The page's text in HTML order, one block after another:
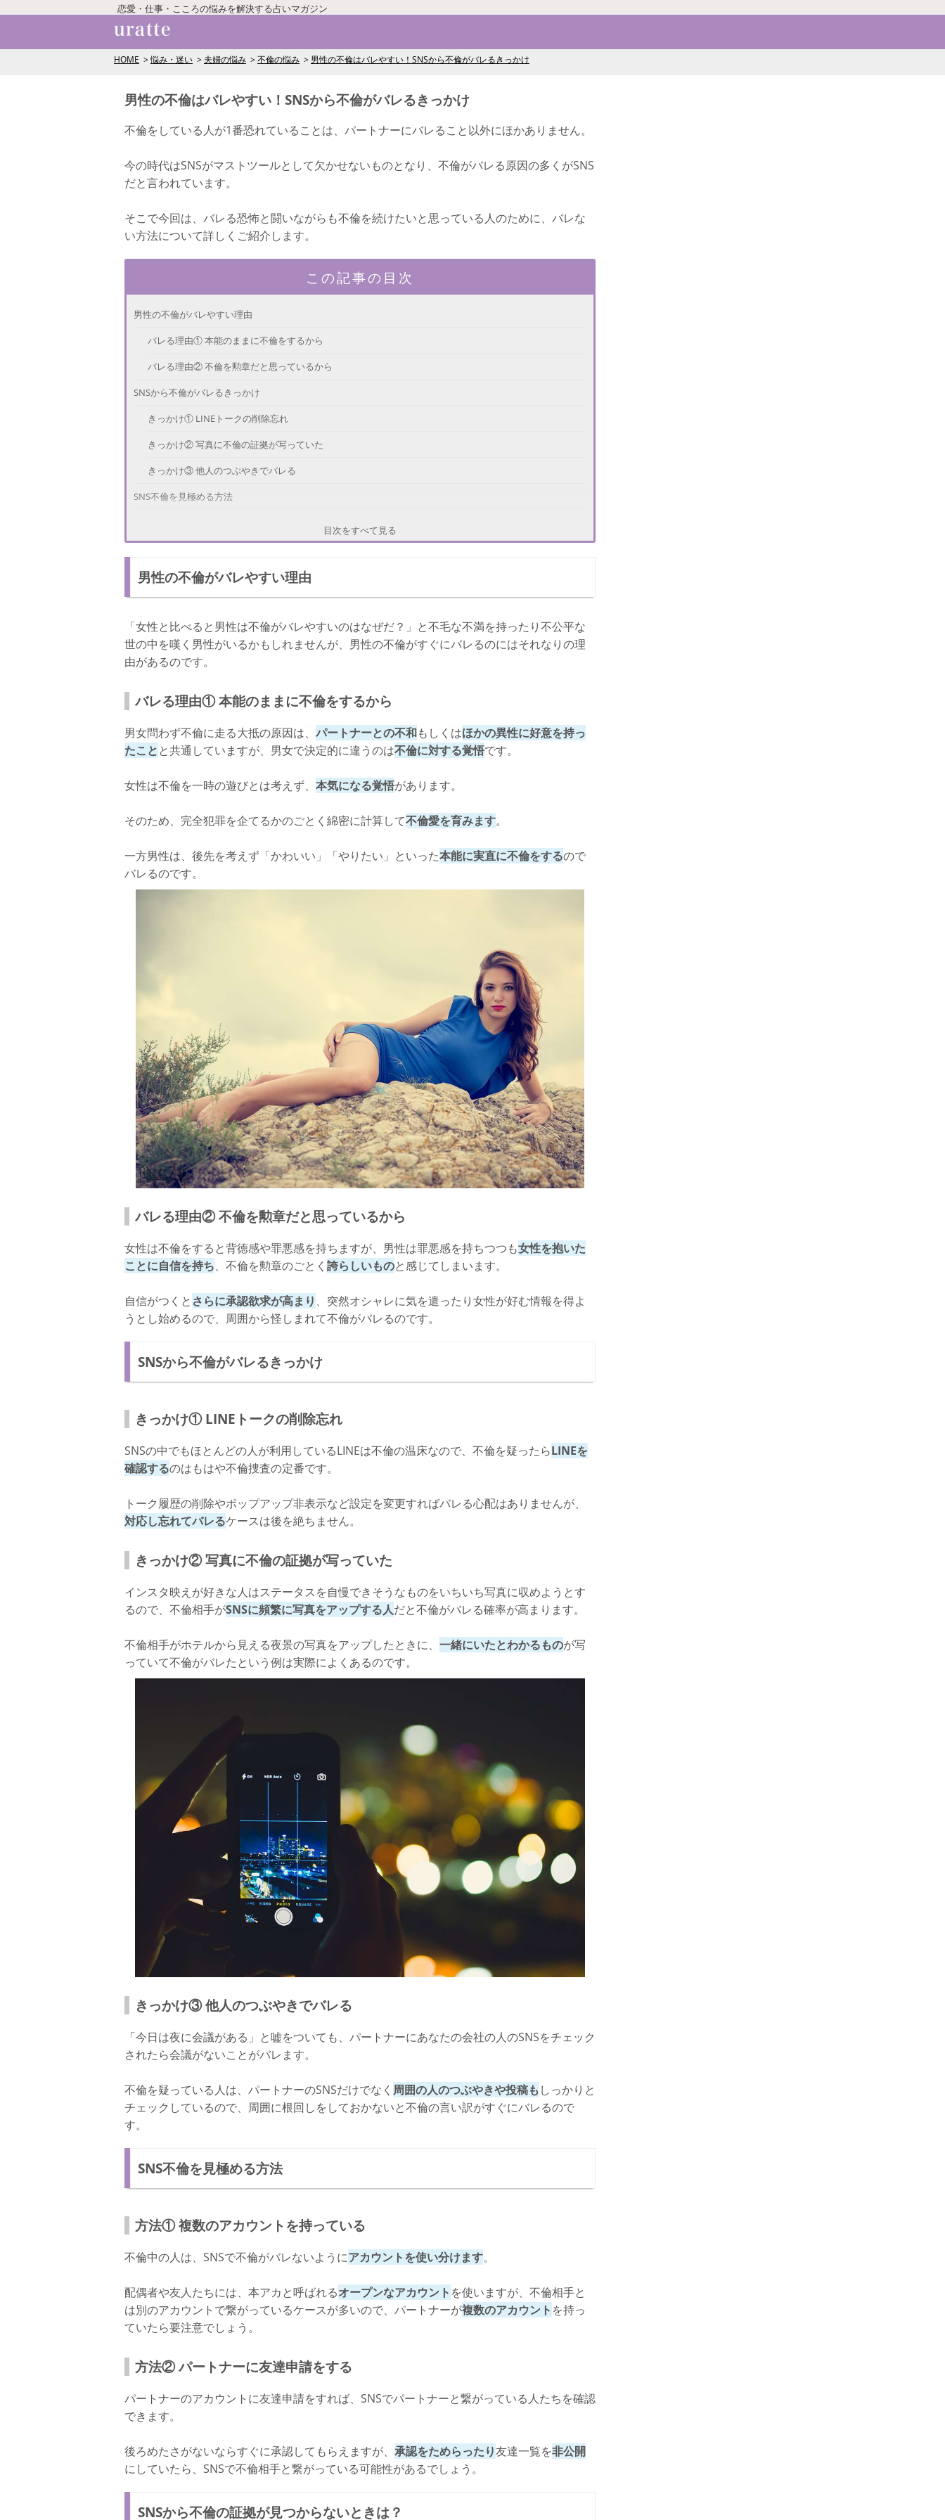
恋愛・仕事・こころの悩みを解決する占いマガジン
HOME 悩み・迷い 夫婦の悩み 不倫の悩み 男性の不倫はバレやすい！SNSから不倫がバレるきっかけ
男性の不倫はバレやすい！SNSから不倫がバレるきっかけ
不倫をしている人が1番恐れていることは、パートナーにバレること以外にほかありません。
今の時代はSNSがマストツールとして欠かせないものとなり、不倫がバレる原因の多くがSNS
だと言われています。
そこで今回は、バレる恐怖と闘いながらも不倫を続けたいと思っている人のために、バレな
い方法について詳しくご紹介します。
この記事の目次
男性の不倫がバレやすい理由
バレる理由① 本能のままに不倫をするから
バレる理由② 不倫を勲章だと思っているから
SNSから不倫がバレるきっかけ
きっかけ① LINEトークの削除忘れ
きっかけ② 写真に不倫の証拠が写っていた
きっかけ③ 他人のつぶやきでバレる
SNS不倫を見極める方法
SNSから不倫の証拠が見つからないときは？
一旦SNSから離れる
旦那の不倫を突き止めた女性の体験談
写真に旦那の姿が…
目次をすべて見る
男性の不倫がバレやすい理由
「女性と比べると男性は不倫がバレやすいのはなぜだ？」と不毛な不満を持ったり不公平な
世の中を嘆く男性がいるかもしれませんが、男性の不倫がすぐにバレるのにはそれなりの理
由があるのです。
バレる理由① 本能のままに不倫をするから
男女問わず不倫に走る大抵の原因は、 パートナーとの不和もしくはほかの異性に好意を持っ
たことと共通していますが、男女で決定的に違うのは不倫に対する覚悟です。
女性は不倫を一時の遊びとは考えず、 本気になる覚悟があります。
そのため、完全犯罪を企てるかのごとく綿密に計算して不倫愛を育みます。
一方男性は、後先を考えず「かわいい」「やりたい」といった本能に実直に不倫をするので
バレるのです。
バレる理由② 不倫を勲章だと思っているから
女性は不倫をすると背徳感や罪悪感を持ちますが、男性は罪悪感を持ちつつも女性を抱いた
ことに自信を持ち、不倫を勲章のごとく 誇らしいものと感じてしまいます。
自信がつくと さらに承認欲求が高まり 、突然オシャレに気を遣ったり女性が好む情報を得よ
うとし始めるので、周囲から怪しまれて不倫がバレるのです。
SNSから不倫がバレるきっかけ
きっかけ① LINEトークの削除忘れ
SNSの中でもほとんどの人が利用しているLINEは不倫の温床なので、不倫を疑ったらLINEを
確認するのはもはや不倫捜査の定番です。
トーク履歴の削除やポップアップ非表示など設定を変更すればバレる心配はありませんが、
対応し忘れてバレるケースは後を絶ちません。
きっかけ② 写真に不倫の証拠が写っていた
インスタ映えが好きな人はステータスを自慢できそうなものをいちいち写真に収めようとす
るので、不倫相手がSNSに頻繁に写真をアップする人だと不倫がバレる確率が高まります。
不倫相手がホテルから見える夜景の写真をアップしたときに、 一緒にいたとわかるものが写
っていて不倫がバレたという例は実際によくあるのです。
きっかけ③ 他人のつぶやきでバレる
「今日は夜に会議がある」と嘘をついても、パートナーにあなたの会社の人のSNSをチェック
されたら会議がないことがバレます。
不倫を疑っている人は、パートナーのSNSだけでなく 周囲の人のつぶやきや投稿も しっかりと
チェックしているので、周囲に根回しをしておかないと不倫の言い訳がすぐにバレるので
す。
SNS不倫を見極める方法
方法① 複数のアカウントを持っている
不倫中の人は、SNSで不倫がバレないようにアカウントを使い分けます。
配偶者や友人たちには、本アカと呼ばれるオープンなアカウント を使いますが、不倫相手と
は別のアカウントで繋がっているケースが多いので、パートナーが複数のアカウント を持っ
ていたら要注意でしょう。
方法② パートナーに友達申請をする
パートナーのアカウントに友達申請をすれば、SNSでパートナーと繋がっている人たちを確認
できます。
後ろめたさがないならすぐに承認してもらえますが、 承認をためらったり友達一覧を非公開
にしていたら、SNSで不倫相手と繋がっている可能性があるでしょう。
SNSから不倫の証拠が見つからないときは？